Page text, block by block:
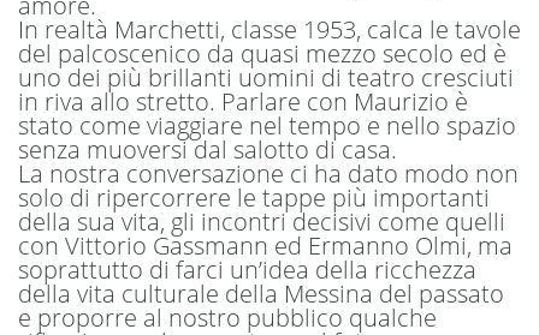
In realtà Marchetti, classe 1953, calca le tavole
del palcoscenico da quasi mezzo secolo ed è
uno dei più brillanti uomini di teatro cresciuti
in riva allo stretto. Parlare con Maurizio è
stato come viaggiare nel tempo e nello spazio
senza muoversi dal salotto di casa.
La nostra conversazione ci ha dato modo non
solo di ripercorrere le tappe più importanti
della sua vita, gli incontri decisivi come quelli
con Vittorio Gassmann ed Ermanno Olmi, ma
soprattutto di farci un’idea della ricchezza
della vita culturale della Messina del passato
e proporre al nostro pubblico qualche